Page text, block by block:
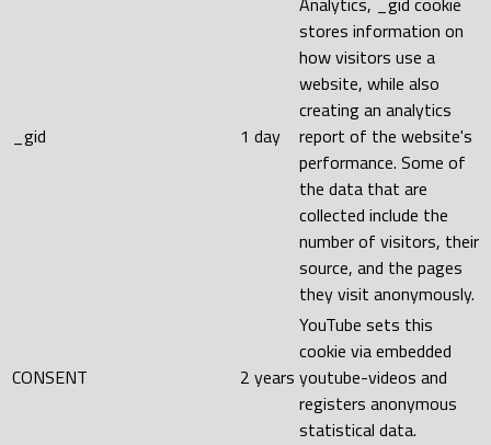
_gid 1 day
stores information on
how visitors use a
website, while also
creating an analytics
report of the website's
performance. Some of
the data that are
collected include the
number of visitors, their
source, and the pages
they visit anonymously.
CONSENT 2 years
YouTube sets this
cookie via embedded
youtube-videos and
registers anonymous
statistical data.